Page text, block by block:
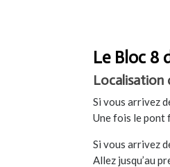
Le Bloc 8
Localisation
Si vous arrivez
Une fois le pont
Si vous arrivez
Allez jusqu’au